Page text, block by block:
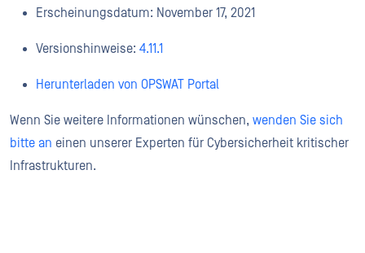
Erscheinungsdatum: November 17, 2021
Versionshinweise: 4.11.1
Herunterladen von OPSWAT Portal
Wenn Sie weitere Informationen wünschen, wenden Sie sich
bitte an einen unserer Experten für Cybersicherheit kritischer
Infrastrukturen.